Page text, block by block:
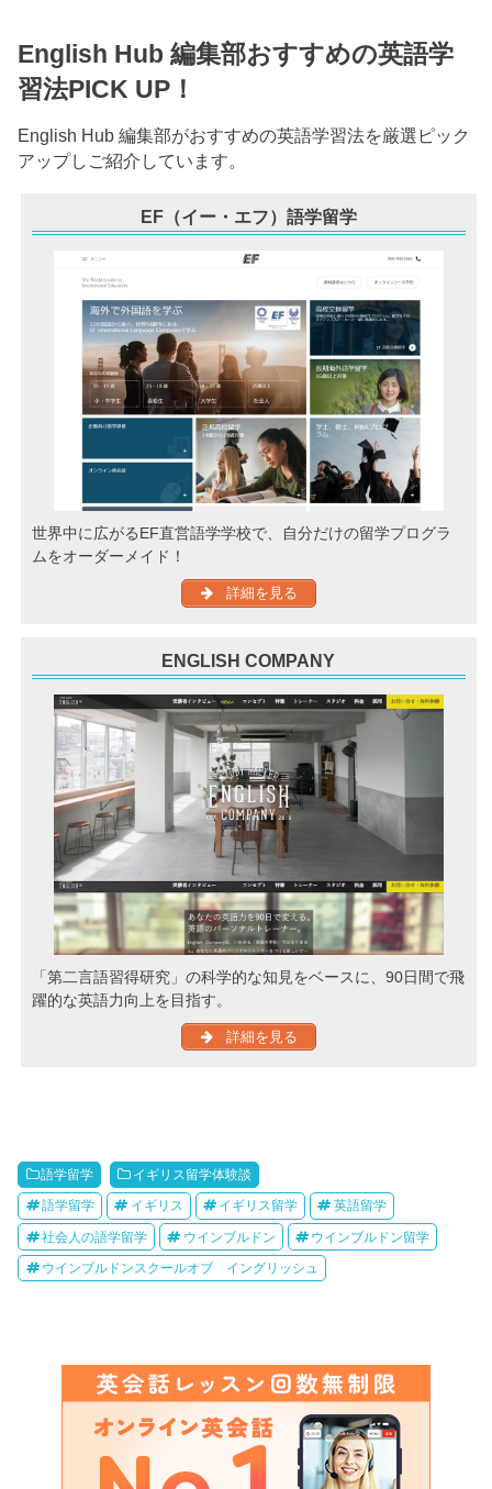
English Hub 編集部おすすめの英語学
習法PICK UP！
English Hub 編集部がおすすめの英語学習法を厳選ピック
アップしご紹介しています。
EF（イー・エフ）語学留学
世界中に広がるEF直営語学学校で、自分だけの留学プログラ
ムをオーダーメイド！
詳細を見る
ENGLISH COMPANY
「第二言語習得研究」の科学的な知見をベースに、90日間で飛
躍的な英語力向上を目指す。
詳細を見る
語学留学 イギリス留学体験談
語学留学 イギリス イギリス留学 英語留学
社会人の語学留学 ウインブルドン ウインブルドン留学
ウインブルドンスクールオブ イングリッシュ